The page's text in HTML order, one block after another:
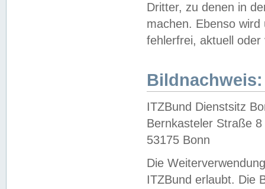
Dritter, zu denen in
machen. Ebenso
fehlerfrei, aktuell oder
Bildnachweis:
ITZBund Dienstsitz
Bernkasteler Straße 8
53175 Bonn
Die
ITZBund erlaubt. Die